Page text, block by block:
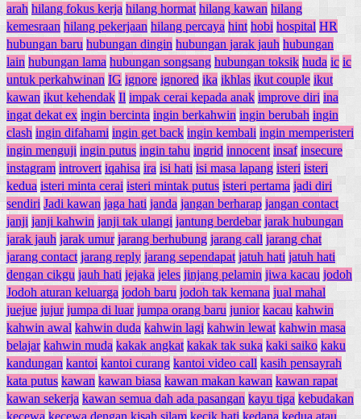
arah hilang fokus kerja hilang hormat hilang kawan hilang
kemesraan hilang pekerjaan hilang percaya hint hobi hospital HR
hubungan baru hubungan dingin hubungan jarak jauh hubungan
lain hubungan lama hubungan songsang hubungan toksik huda ic ic
untuk perkahwinan IG ignore ignored ika ikhlas ikut couple ikut
kawan ikut kehendak Il impak cerai kepada anak improve diri ina
ingat dekat ex ingin bercinta ingin berkahwin ingin berubah ingin
clash ingin difahami ingin get back ingin kembali ingin memperisteri
ingin menguji ingin putus ingin tahu ingrid innocent insaf insecure
instagram introvert iqahisa ira isi hati isi masa lapang isteri isteri
kedua isteri minta cerai isteri mintak putus isteri pertama jadi diri
sendiri Jadi kawan jaga hati janda jangan berharap jangan contact
janji janji kahwin janji tak ulangi jantung berdebar jarak hubungan
jarak jauh jarak umur jarang berhubung jarang call jarang chat
jarang contact jarang reply jarang sependapat jatuh hati jatuh hati
dengan cikgu jauh hati jejaka jeles jinjang pelamin jiwa kacau jodoh
Jodoh aturan keluarga jodoh baru jodoh tak kemana jual mahal
juejue jujur jumpa di luar jumpa orang baru junior kacau kahwin
kahwin awal kahwin duda kahwin lagi kahwin lewat kahwin masa
belajar kahwin muda kakak angkat kakak tak suka kaki saiko kaku
kandungan kantoi kantoi curang kantoi video call kasih pensayrah
kata putus kawan kawan biasa kawan makan kawan kawan rapat
kawan sekerja kawan semua dah ada pasangan kayu tiga kebudakan
kecewa kecewa dengan kisah silam kecik hati kedana kedua atau